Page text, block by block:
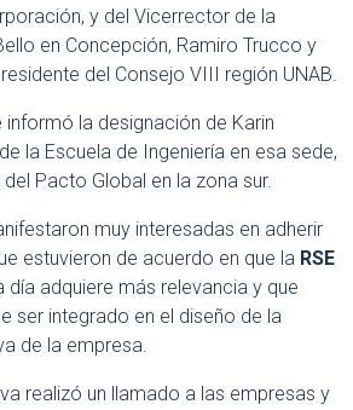
y del Vicerrector de la
en Concepción, Ramiro Trucco y
del Consejo VIII región UNAB.
informó la designación de Karin
la Escuela de Ingeniería en esa sede,
Pacto Global en la zona sur.
muy interesadas en adherir
estuvieron de acuerdo en que la RSE
día adquiere más relevancia y que
ser integrado en el diseño de la
de la empresa.
realizó un llamado a las empresas y